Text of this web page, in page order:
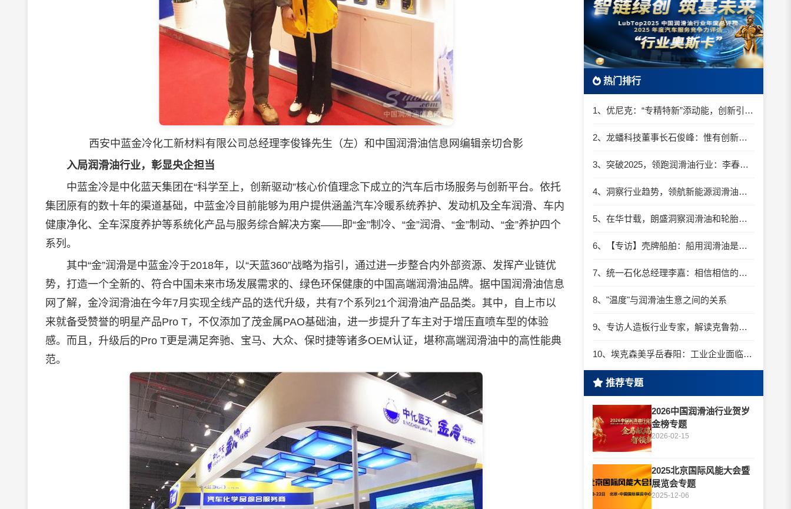
西安中蓝金冷化工新材料有限公司总经理李俊锋先生（左）和中国 润滑油信息网编辑亲切合影
入局润滑油行业，彰显央企担当
中蓝金冷是中化蓝天集团在“科学至上，创新驱动”核心价值理念下成立的汽车后市场服务与创新平台。依托
集团原有的数十年的渠道基础，中蓝金冷目前能够为用户提供涵盖汽车冷暖系统养护、发动机及全车润滑、车内
健康净化、全车深度养护等系统化产品与服务综合解决方案——即“金”制冷、“金”润滑、“金”制动、“金”养护四个
系列。
其中“金”润滑是中蓝金冷于2018年，以“天蓝360”战略为指引，通过进一步整合内外部资源、发挥产业链优
势，打造一个全新的、符合中国未来市场发展需求的、绿色环保健康的中国高端润滑油品牌。据中国润滑油信息
网了解，金冷润滑油在今年7月实现全线产品的迭代升级，共有7个系列21个润滑油产品品类。其中，自上市以
来就备受赞誉的明星产品Pro T，不仅添加了茂金属PAO基础油，进一步提升了车主对于增压直喷车型的体验
感。而且，升级后的Pro T更是满足奔驰、宝马、大众、保时捷等诸多OEM认证，堪称高端润滑油中的高性能典
范。
热门排行
1、优尼克：“专精特新”添动能，创新引领行稳致远
2、龙蟠科技董事长石俊峰：惟有创新转型 企业才拥有不竭的动力
3、突破2025，领跑润滑油行业：李春卿总经理谈创新驱动的炸裂增长
4、洞察行业趋势，领航新能源润滑油赛道
5、在华廿载，朗盛洞察润滑油和轮胎市场新动向
6、【专访】壳牌船舶：船用润滑油是航运脱碳的重要一环
7、统一石化总经理李嘉：相信相信的力量！
8、"温度"与润滑油生意之间的关系
9、专访人造板行业专家，解读克鲁勃特种润滑解决方案
10、埃克森美孚岳春阳：工业企业面临着前所未有的低碳转型机遇
推荐专题
2026中国润滑油行业贺岁
金榜专题
2026-02-15
2025北京国际风能大会暨
展览会专题
2025-12-06